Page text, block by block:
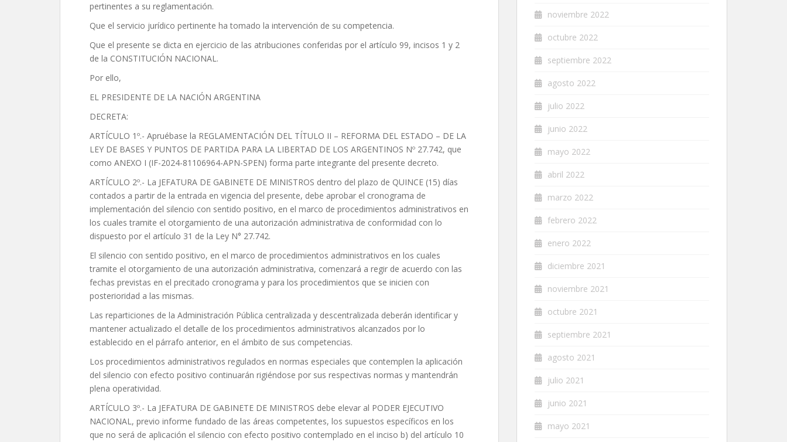
pertinentes a su reglamentación.
Que el servicio jurídico pertinente ha tomado la intervención de su competencia.
Que el presente se dicta en ejercicio de las atribuciones conferidas por el artículo 99, incisos 1 y 2
de la CONSTITUCIÓN NACIONAL.
Por ello,
EL PRESIDENTE DE LA NACIÓN ARGENTINA
DECRETA:
ARTÍCULO 1º.- Apruébase la REGLAMENTACIÓN DEL TÍTULO II – REFORMA DEL ESTADO – DE LA
LEY DE BASES Y PUNTOS DE PARTIDA PARA LA LIBERTAD DE LOS ARGENTINOS Nº 27.742, que
como ANEXO I (IF-2024-81106964-APN-SPEN) forma parte integrante del presente decreto.
ARTÍCULO 2º.- La JEFATURA DE GABINETE DE MINISTROS dentro del plazo de QUINCE (15) días
contados a partir de la entrada en vigencia del presente, debe aprobar el cronograma de
implementación del silencio con sentido positivo, en el marco de procedimientos administrativos en
los cuales tramite el otorgamiento de una autorización administrativa de conformidad con lo
dispuesto por el artículo 31 de la Ley N° 27.742.
El silencio con sentido positivo, en el marco de procedimientos administrativos en los cuales
tramite el otorgamiento de una autorización administrativa, comenzará a regir de acuerdo con las
fechas previstas en el precitado cronograma y para los procedimientos que se inicien con
posterioridad a las mismas.
Las reparticiones de la Administración Pública centralizada y descentralizada deberán identificar y
mantener actualizado el detalle de los procedimientos administrativos alcanzados por lo
establecido en el párrafo anterior, en el ámbito de sus competencias.
Los procedimientos administrativos regulados en normas especiales que contemplen la aplicación
del silencio con efecto positivo continuarán rigiéndose por sus respectivas normas y mantendrán
plena operatividad.
ARTÍCULO 3º.- La JEFATURA DE GABINETE DE MINISTROS debe elevar al PODER EJECUTIVO
NACIONAL, previo informe fundado de las áreas competentes, los supuestos específicos en los
que no será de aplicación el silencio con efecto positivo contemplado en el inciso b) del artículo 10
noviembre 2022
octubre 2022
septiembre 2022
agosto 2022
julio 2022
junio 2022
mayo 2022
abril 2022
marzo 2022
febrero 2022
enero 2022
diciembre 2021
noviembre 2021
octubre 2021
septiembre 2021
agosto 2021
julio 2021
junio 2021
mayo 2021